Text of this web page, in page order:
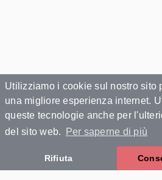
Utilizziamo i cookie sul nostro sito
una migliore esperienza internet.
queste tecnologie anche per
del sito web.
Per saperne di più
Rifiuta